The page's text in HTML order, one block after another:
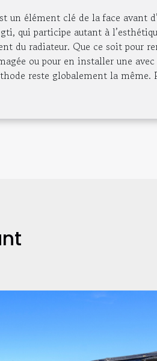
un élément clé de la face avant
qui participe autant à
du radiateur. Que ce soit pour
ou pour en installer une
reste globalement la même.